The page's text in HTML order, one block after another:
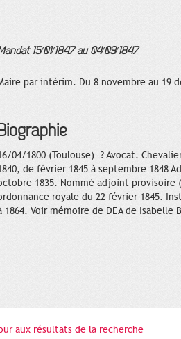
15/01/1847 au 04/09/1847
par intérim. Du 8 novembre au 19
Biographie
04/1800 (Toulouse)- ? Avocat.
de février 1845 à septembre 1848
1835. Nommé adjoint provisoire
royale du 22 février 1845.
1864. Voir mémoire de DEA de Isabelle
aux résultats de la recherche